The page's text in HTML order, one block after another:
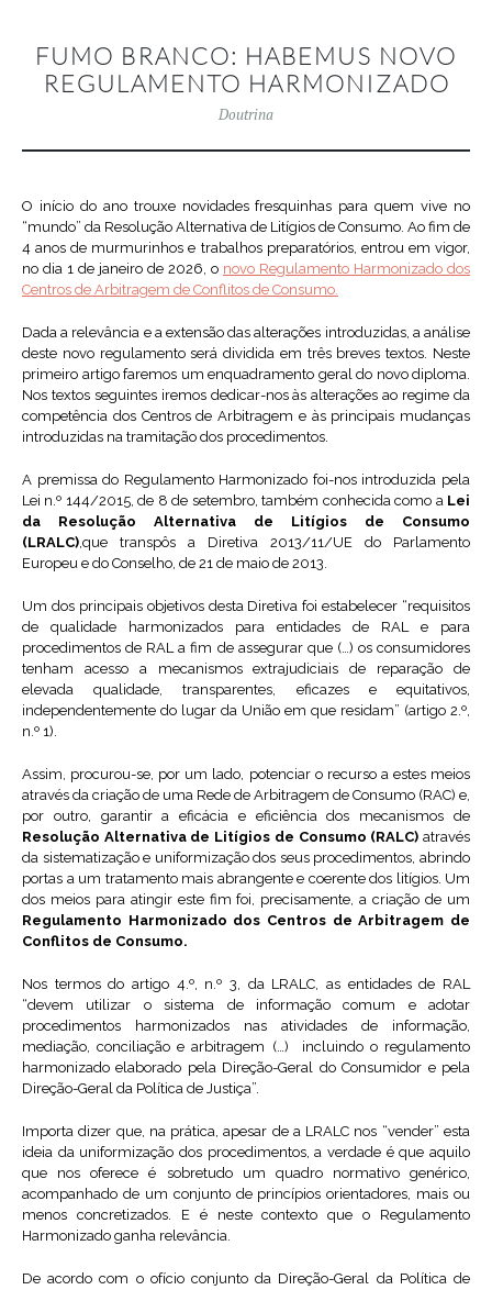
FUMO BRANCO: HABEMUS NOVO
REGULAMENTO HARMONIZADO
Doutrina
O início do ano trouxe novidades fresquinhas para quem vive no
“mundo” da Resolução Alternativa de Litígios de Consumo. Ao fim de
4 anos de murmurinhos e trabalhos preparatórios, entrou em vigor,
no dia 1 de janeiro de 2026, o novo Regulamento Harmonizado dos
Centros de Arbitragem de Conflitos de Consumo.
Dada a relevância e a extensão das alterações introduzidas, a análise
deste novo regulamento será dividida em três breves textos. Neste
primeiro artigo faremos um enquadramento geral do novo diploma.
Nos textos seguintes iremos dedicar-nos às alterações ao regime da
competência dos Centros de Arbitragem e às principais mudanças
introduzidas na tramitação dos procedimentos.
A premissa do Regulamento Harmonizado foi-nos introduzida pela
Lei n.º 144/2015, de 8 de setembro, também conhecida como a Lei
da Resolução Alternativa de Litígios de Consumo
(LRALC),que transpôs a Diretiva 2013/11/UE do Parlamento
Europeu e do Conselho, de 21 de maio de 2013.
Um dos principais objetivos desta Diretiva foi estabelecer “requisitos
de qualidade harmonizados para entidades de RAL e para
procedimentos de RAL a fim de assegurar que (…) os consumidores
tenham acesso a mecanismos extrajudiciais de reparação de
elevada qualidade, transparentes, eficazes e equitativos,
independentemente do lugar da União em que residam” (artigo 2.º,
n.º 1).
Assim, procurou-se, por um lado, potenciar o recurso a estes meios
através da criação de uma Rede de Arbitragem de Consumo (RAC) e,
por outro, garantir a eficácia e eficiência dos mecanismos de
Resolução Alternativa de Litígios de Consumo (RALC) através
da sistematização e uniformização dos seus procedimentos, abrindo
portas a um tratamento mais abrangente e coerente dos litígios. Um
dos meios para atingir este fim foi, precisamente, a criação de um
Regulamento Harmonizado dos Centros de Arbitragem de
Conflitos de Consumo.
Nos termos do artigo 4.º, n.º 3, da LRALC, as entidades de RAL
“devem utilizar o sistema de informação comum e adotar
procedimentos harmonizados nas atividades de informação,
mediação, conciliação e arbitragem (…) incluindo o regulamento
harmonizado elaborado pela Direção-Geral do Consumidor e pela
Direção-Geral da Política de Justiça”.
Importa dizer que, na prática, apesar de a LRALC nos “vender” esta
ideia da uniformização dos procedimentos, a verdade é que aquilo
que nos oferece é sobretudo um quadro normativo genérico,
acompanhado de um conjunto de princípios orientadores, mais ou
menos concretizados. E é neste contexto que o Regulamento
Harmonizado ganha relevância.
De acordo com o ofício conjunto da Direção-Geral da Política de